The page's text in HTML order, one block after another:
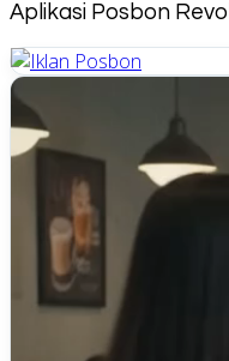
Aplikasi Posbon